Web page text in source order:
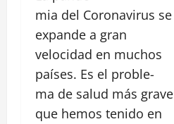
mia del Coronavirus se
expande a gran
velocidad en muchos
países. Es el proble-
ma de salud más grave
que hemos tenido en